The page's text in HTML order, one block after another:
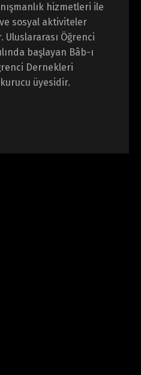
hizmetleri ile
sosyal aktiviteler
Öğrenci
başlayan Bâb-ı
Dernekleri
kurucu üyesidir.